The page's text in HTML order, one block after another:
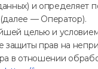
и определяет
(далее — Оператор).
целью и
защиты прав на
в отношении